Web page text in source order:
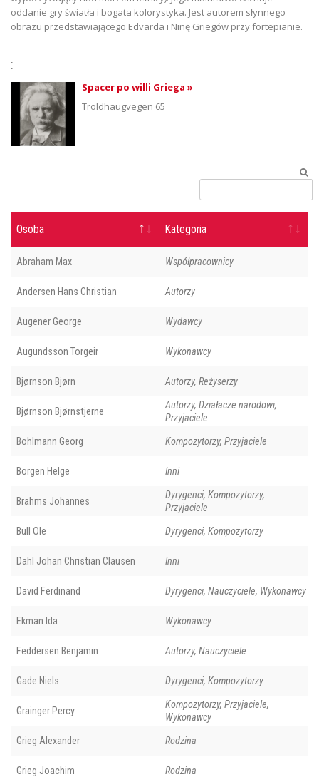
oddanie gry światła i bogata kolorystyka. Jest autorem słynnego
obrazu przedstawiającego Edvarda i Ninę Griegów przy fortepianie.
:
Spacer po willi Griega »
Troldhaugvegen 65
Osoba Kategoria
Abraham Max Współpracownicy
Andersen Hans Christian Autorzy
Augener George Wydawcy
Augundsson Torgeir Wykonawcy
Bjørnson Bjørn Autorzy, Reżyserzy
Bjørnson Bjørnstjerne
Autorzy, Działacze narodowi,
Przyjaciele
Bohlmann Georg Kompozytorzy, Przyjaciele
Borgen Helge Inni
Brahms Johannes
Dyrygenci, Kompozytorzy,
Przyjaciele
Bull Ole Dyrygenci, Kompozytorzy
Dahl Johan Christian Clausen Inni
David Ferdinand Dyrygenci, Nauczyciele, Wykonawcy
Ekman Ida Wykonawcy
Feddersen Benjamin Autorzy, Nauczyciele
Gade Niels Dyrygenci, Kompozytorzy
Grainger Percy
Kompozytorzy, Przyjaciele,
Wykonawcy
Grieg Alexander Rodzina
Grieg Joachim Rodzina